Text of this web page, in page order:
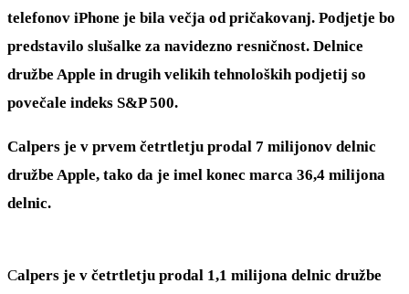
telefonov iPhone je bila večja od pričakovanj. Podjetje bo
predstavilo slušalke za navidezno resničnost. Delnice
družbe Apple in drugih velikih tehnoloških podjetij so
povečale indeks S&P 500.
Calpers je v prvem četrtletju prodal 7 milijonov delnic
družbe Apple, tako da je imel konec marca 36,4 milijona
delnic.
Calpers je v četrtletju prodal 1,1 milijona delnic družbe